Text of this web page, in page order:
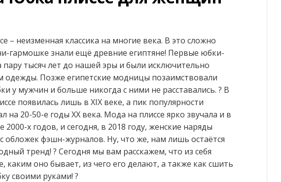
– неизменная классика на многие века. В это сложно
гармошке знали ещё древние египтяне! Первые юбки-
пару тысяч лет до нашей эры и были исключительно
одежды. Позже египетские модницы позаимствовали
у мужчин и больше никогда с ними не расставались. ? В
появилась лишь в XIX веке, а пик популярности
на 20-50-е годы XX века. Мода на плиссе ярко звучала и в
2000-х годов, и сегодня, в 2018 году, женские наряды
обложек фэшн-журналов. Ну, что же, нам лишь остаётся
тренд! ? Сегодня мы вам расскажем, что из себя
каким оно бывает, из чего его делают, а также как сшить
своими руками! ?